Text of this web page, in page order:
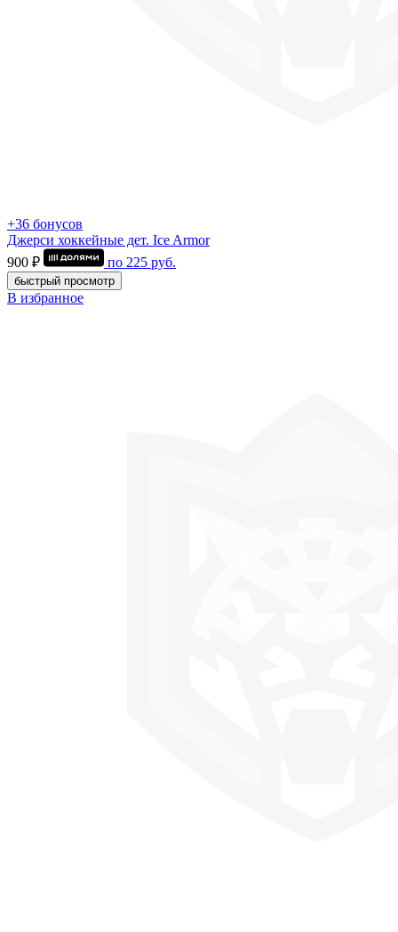
+36 бонусов
Джерси хоккейные дет. Ice Armor
900 ₽
по 225 руб.
быстрый просмотр
В избранное